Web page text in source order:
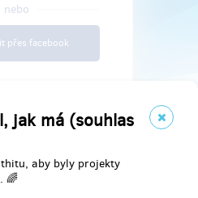
jak má (souhlas
aby byly projekty
🌈
nebo
přes facebook